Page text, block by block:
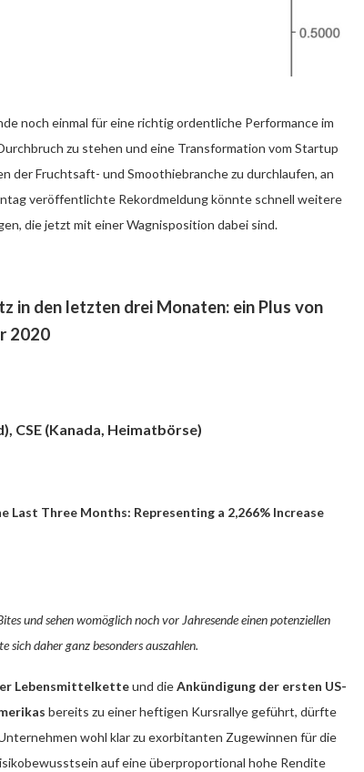
noch einmal für eine richtig ordentliche Performance im
zu stehen und eine Transformation vom Startup
der Fruchtsaft- und Smoothiebranche zu durchlaufen, an
veröffentlichte Rekordmeldung könnte schnell weitere
die jetzt mit einer Wagnisposition dabei sind.
in den letzten drei Monaten: ein Plus von
2020
CSE (Kanada, Heimatbörse)
Last Three Months: Representing a 2,266% Increase
und sehen womöglich noch vor Jahresende einen potenziellen
daher ganz besonders auszahlen.
Lebensmittelketteund dieAnkündigung der ersten US-
bereits zu einer heftigen Kursrallye geführt, dürfte
wohl klar zu exorbitanten Zugewinnen für die
auf eine überproportional hohe Rendite